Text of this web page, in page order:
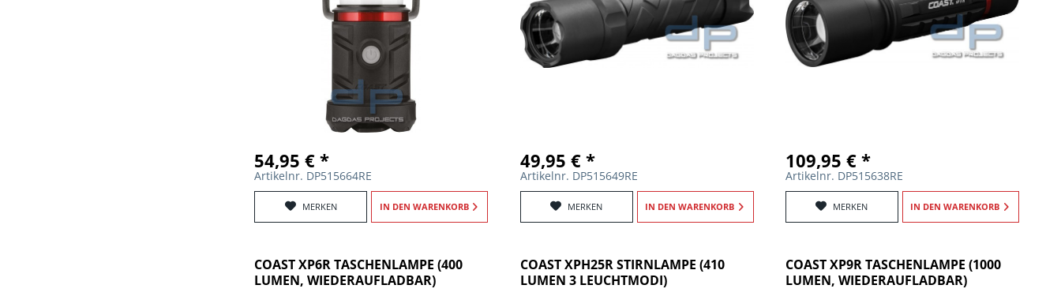
54,95 € *
Artikelnr. DP515664RE
MERKEN IN DEN WARENKORB
49,95 € *
Artikelnr. DP515649RE
MERKEN IN DEN WARENKORB
109,95 € *
Artikelnr. DP515638RE
MERKEN IN DEN WARENKORB
COAST XP6R TASCHENLAMPE (400
LUMEN, WIEDERAUFLADBAR)
COAST XPH25R STIRNLAMPE (410
LUMEN 3 LEUCHTMODI)
COAST XP9R TASCHENLAMPE (1000
LUMEN, WIEDERAUFLADBAR)